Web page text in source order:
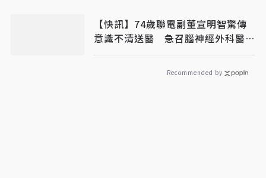
【快訊】74歲聯電副董宣明智驚傳
意識不清送醫 急召腦神經外科醫開
刀
Recommended by